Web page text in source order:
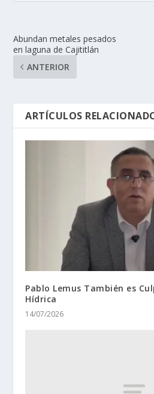
Abundan metales pesados
en laguna de Cajititlán
ANTERIOR
ARTÍCULOS
Pablo Lemus También es
Hídrica
14/07/2026